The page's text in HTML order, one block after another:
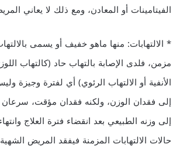
الفيتامينات أو المعادن، ومع ذلك لا يعاني
* الالتهابات: منها ماهو خفيف أو يسمى
مزمن، فلدى الإصابة بالتهاب حاد (كالتهاب
الأنفية أو الالتهاب الرئوي) أي لفترة وجيزة
إلى فقدان الوزن، ولكنه فقدان مؤقت،
إلى وزنه الطبيعي بعد انقضاء فترة العلاج
حالات الالتهابات المزمنة فيفقد المريض